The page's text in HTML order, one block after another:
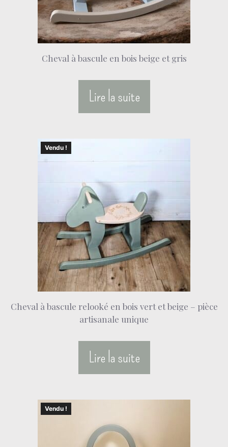
Cheval à bascule en bois beige et gris
Lire la suite
Vendu !
Cheval à bascule relooké en bois vert et beige – pièce
artisanale unique
Lire la suite
Vendu !